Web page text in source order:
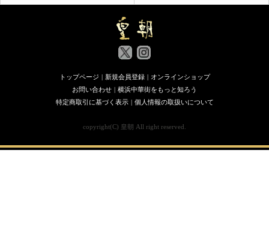
トップページ 新規会員登録
オンラインショップ
お問い合わせ
横浜中華街をもっと知ろう
特定商取引に基づく表示
個人情報の取扱いについて
copyright(C) 皇朝 All right reserved.